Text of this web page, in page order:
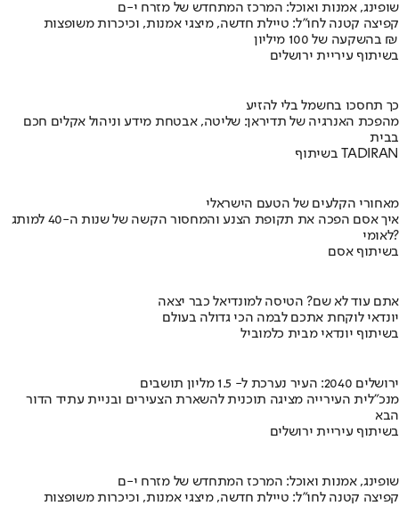
שופינג, אמנות ואוכל: המרכז המתחדש של מזרח י-ם
קפיצה קטנה לחו"ל: טיילת חדשה, מיצגי אמנות, וכיכרות משופצות
בהשקעה של 100 מיליון ₪
בשיתוף עיריית ירושלים
כך תחסכו בחשמל בלי להזיע
מהפכת האנרגיה של תדיראן: שליטה, אבטחת מידע וניהול אקלים חכם
בבית
בשיתוף TADIRAN
מאחורי הקלעים של הטעם הישראלי
איך אסם הפכה את תקופת הצנע והמחסור הקשה של שנות ה-40 למותג
לאומי?
בשיתוף אסם
אתם עוד לא שם? הטיסה למונדיאל כבר יצאה
יונדאי לוקחת אתכם לבמה הכי גדולה בעולם
בשיתוף יונדאי מבית כלמוביל
ירושלים 2040: העיר נערכת ל- 1.5 מליון תושבים
מנכ"לית העירייה מציגה תוכנית להשארת הצעירים ובניית עתיד הדור
הבא
בשיתוף עיריית ירושלים
שופינג, אמנות ואוכל: המרכז המתחדש של מזרח י-ם
קפיצה קטנה לחו"ל: טיילת חדשה, מיצגי אמנות, וכיכרות משופצות